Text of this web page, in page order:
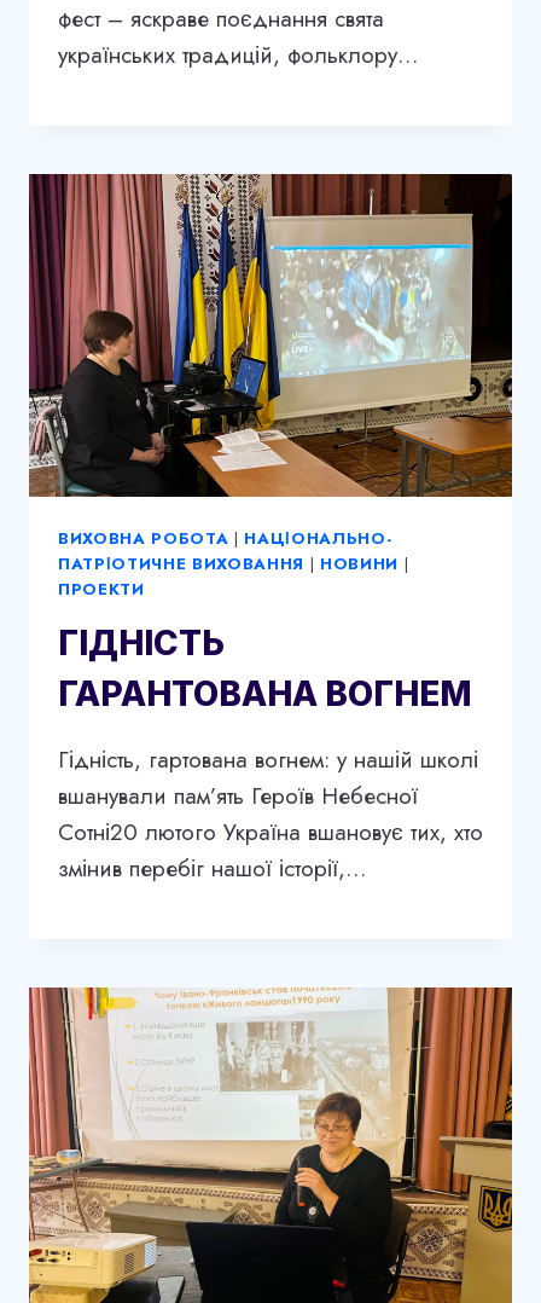
фест – яскраве поєднання свята
українських традицій, фольклору…
ВИХОВНА РОБОТА | НАЦІОНАЛЬНО-
ПАТРІОТИЧНЕ ВИХОВАННЯ | НОВИНИ |
ПРОЕКТИ
ГІДНІСТЬ
ГАРАНТОВАНА ВОГНЕМ
Гідність, гартована вогнем: у нашій школі
вшанували пам’ять Героїв Небесної
Сотні20 лютого Україна вшановує тих, хто
змінив перебіг нашої історії,…